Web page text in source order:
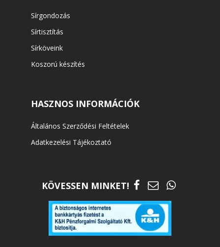
Sírgondozás
Sírtisztítás
Sírköveink
Koszorú készítés
HASZNOS INFORMÁCIÓK
Általános Szerződési Feltételek
Adatkezelési Tájékoztató
KÖVESSEN MINKET!